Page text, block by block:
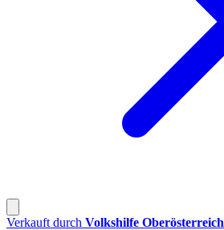
Verkauft durch Volkshilfe Oberösterreich